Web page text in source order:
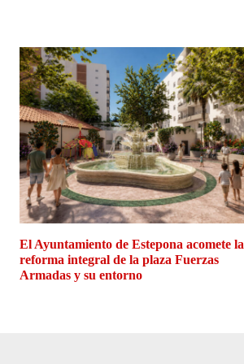
El Ayuntamiento de Estepona acomete la
reforma integral de la plaza Fuerzas
Armadas y su entorno